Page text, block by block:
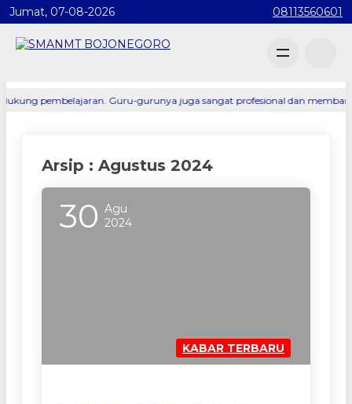
Jumat, 07-08-2026 08113560601
Guru-gurunya juga sangat profesional dan membantu
Arsip : Agustus 2024
30 Agu
2024
KABAR TERBARU